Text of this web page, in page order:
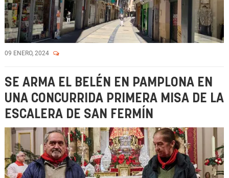
09 ENERO, 2024
SE ARMA EL BELÉN EN PAMPLONA EN
UNA CONCURRIDA PRIMERA MISA DE LA
ESCALERA DE SAN FERMÍN